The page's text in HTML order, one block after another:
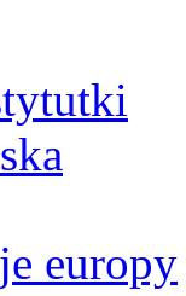
europy